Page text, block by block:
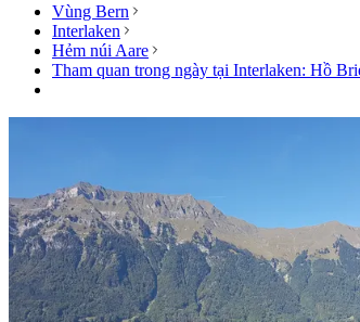
Vùng Bern
Interlaken
Hẻm núi Aare
Tham quan trong ngày tại Interlaken: Hồ